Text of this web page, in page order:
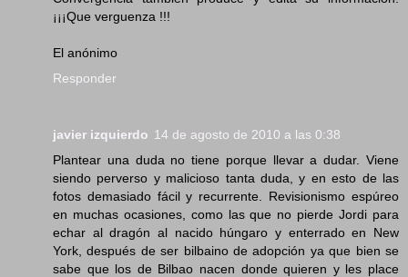
¡¡¡Que verguenza !!!
El anónimo
Responder
javier izquierdo 14 de agosto de 2010 a las 0:38
Plantear una duda no tiene porque llevar a dudar. Viene
siendo perverso y malicioso tanta duda, y en esto de las
fotos demasiado fácil y recurrente. Revisionismo espúreo
en muchas ocasiones, como las que no pierde Jordi para
echar al dragón al nacido húngaro y enterrado en New
York, después de ser bilbaino de adopción ya que bien se
sabe que los de Bilbao nacen donde quieren y les place